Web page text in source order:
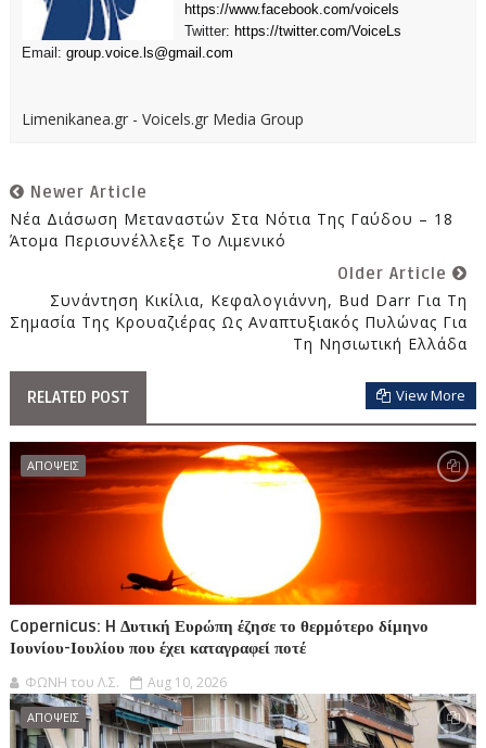
https://www.facebook.com/voicels
Twitter: https://twitter.com/VoiceLs
Email: group.voice.ls@gmail.com
Limenikanea.gr - Voicels.gr Media Group
Newer Article
Νέα Διάσωση Μεταναστών Στα Νότια Της Γαύδου – 18
Άτομα Περισυνέλλεξε Το Λιμενικό
Older Article
Συνάντηση Κικίλια, Κεφαλογιάννη, Bud Darr Για Τη
Σημασία Της Κρουαζιέρας Ως Αναπτυξιακός Πυλώνας Για
Τη Νησιωτική Ελλάδα
RELATED POST View More
ΑΠΟΨΕΙΣ
Copernicus: H Δυτική Ευρώπη έζησε το θερμότερο δίμηνο
Ιουνίου-Ιουλίου που έχει καταγραφεί ποτέ
ΦΩΝΗ του Λ.Σ. Aug 10, 2026
ΑΠΟΨΕΙΣ